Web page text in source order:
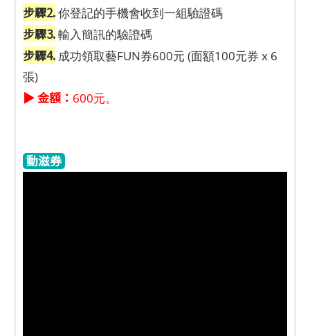
步驟2.你登記的手機會收到一組驗證碼
步驟3.輸入簡訊的驗證碼
步驟4. 成功領取藝FUN券600元 (面額100元券 x 6
張)
▶ 金額： 600元。
動滋券